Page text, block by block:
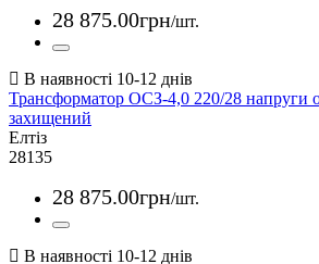
28 875.00грн/шт.
Трансформатор ОСЗ-4,0 220/28 напруги
захищений
Елтіз
28135
28 875.00грн/шт.